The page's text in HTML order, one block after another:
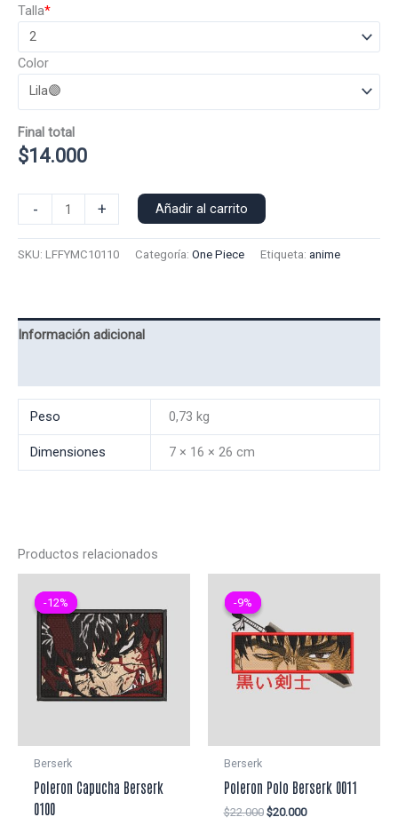
*
Talla
Color
Final total
$14.000
-
Manga
+ Añadir al carrito
SKU: LFFYMC10110 Categoría: One Piece Etiqueta: anime
Información adicional
Peso 0,73 kg
Dimensiones 7 × 16 × 26 cm
Productos relacionados
-12%
-12%
Berserk
Poleron Capucha Berserk
0100
-9%
-9%
Berserk
Poleron Polo Berserk 0011
$22.000 El
$20.000El